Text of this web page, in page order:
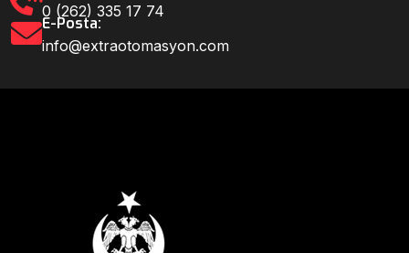
0 (262) 335 17 74
E-Posta:
info@extraotomasyon.com